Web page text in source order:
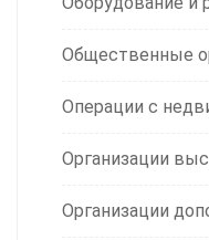
Общественные
Операции с
Организации
Организации